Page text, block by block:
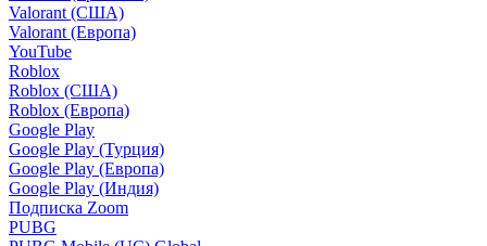
Valorant (США)
Valorant (Европа)
YouTube
Roblox
Roblox (США)
Roblox (Европа)
Google Play
Google Play (Турция)
Google Play (Европа)
Google Play (Индия)
Подписка Zoom
PUBG